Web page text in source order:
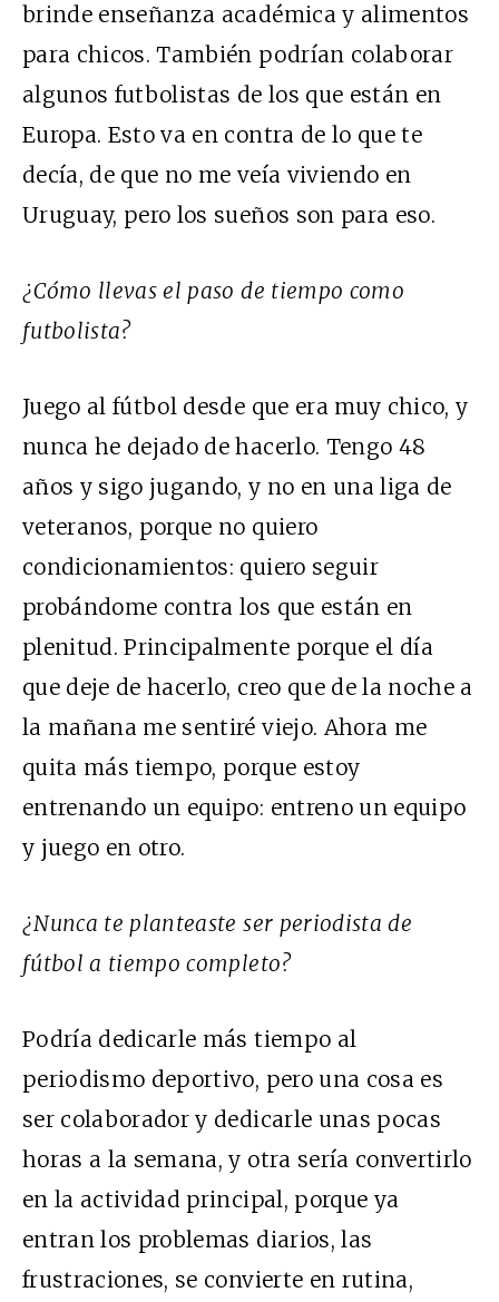
brinde enseñanza académica y alimentos
para chicos. También podrían colaborar
algunos futbolistas de los que están en
Europa. Esto va en contra de lo que te
decía, de que no me veía viviendo en
Uruguay, pero los sueños son para eso.
¿Cómo llevas el paso de tiempo como
futbolista?
Juego al fútbol desde que era muy chico, y
nunca he dejado de hacerlo. Tengo 48
años y sigo jugando, y no en una liga de
veteranos, porque no quiero
condicionamientos: quiero seguir
probándome contra los que están en
plenitud. Principalmente porque el día
que deje de hacerlo, creo que de la noche a
la mañana me sentiré viejo. Ahora me
quita más tiempo, porque estoy
entrenando un equipo: entreno un equipo
y juego en otro.
¿Nunca te planteaste ser periodista de
fútbol a tiempo completo?
Podría dedicarle más tiempo al
periodismo deportivo, pero una cosa es
ser colaborador y dedicarle unas pocas
horas a la semana, y otra sería convertirlo
en la actividad principal, porque ya
entran los problemas diarios, las
frustraciones, se convierte en rutina,